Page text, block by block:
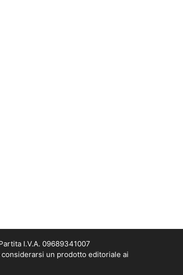
I.V.A. 09689341007
un prodotto editoriale ai